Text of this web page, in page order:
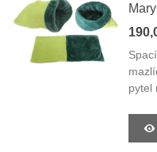
pytel